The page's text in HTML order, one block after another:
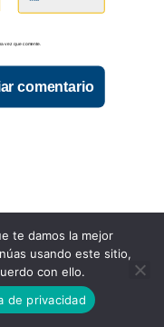
vez que comente.
comentario
te damos la mejor
usando este sitio,
con ello.
de privacidad